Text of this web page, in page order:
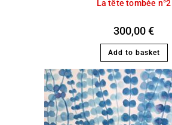
La tête tombée n°2
300,00€
Add to basket